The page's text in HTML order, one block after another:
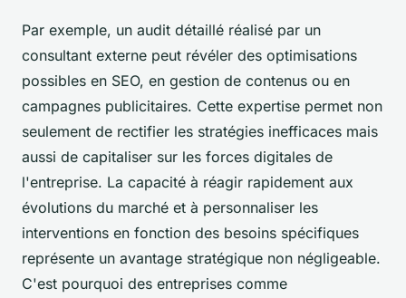
Par exemple, un audit détaillé réalisé par un
consultant externe peut révéler des optimisations
possibles en SEO, en gestion de contenus ou en
campagnes publicitaires. Cette expertise permet non
seulement de rectifier les stratégies inefficaces mais
aussi de capitaliser sur les forces digitales de
l'entreprise. La capacité à réagir rapidement aux
évolutions du marché et à personnaliser les
interventions en fonction des besoins spécifiques
représente un avantage stratégique non négligeable.
C'est pourquoi des entreprises comme